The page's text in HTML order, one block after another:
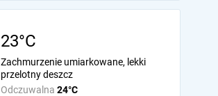
23°C
Odczuwalna 24°C
Zachmurzenie umiarkowane, lekki
przelotny deszcz